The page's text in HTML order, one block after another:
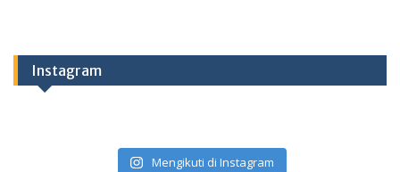
Instagram
Mengikuti di Instagram